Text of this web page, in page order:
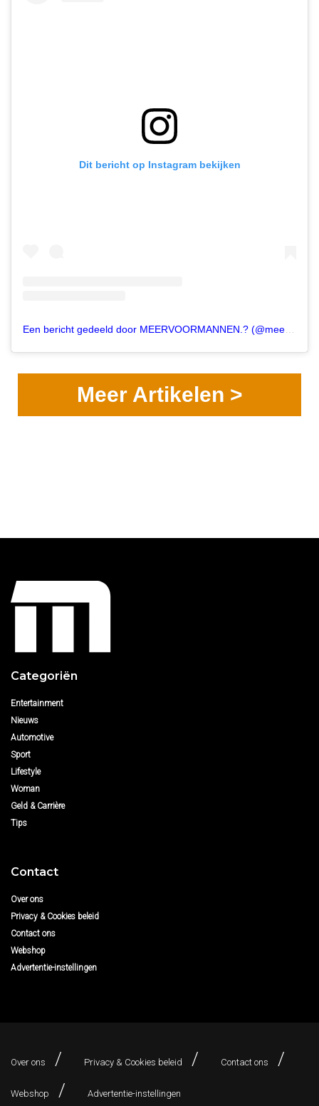
Dit bericht op Instagram bekijken
Meer Artikelen >
Categoriën
Entertainment
Nieuws
Automotive
Sport
Lifestyle
Woman
Geld & Carrière
Tips
Contact
Over ons
Privacy & Cookies beleid
Contact ons
Webshop
Advertentie-instellingen
Over ons Privacy & Cookies beleid Contact ons
Webshop Advertentie-instellingen